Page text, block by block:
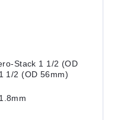
Stack 1 1/2 (OD
1/2 (OD 56mm)